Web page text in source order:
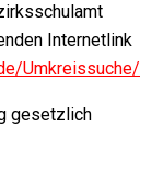
Internetlink
Umkreissuche/
gesetzlich